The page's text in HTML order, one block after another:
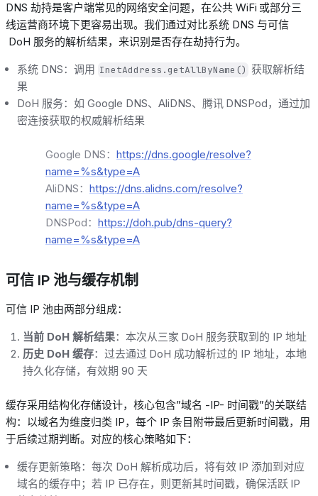
DNS 劫持是客户端常见的网络安全问题，在公共 WiFi 或部分三
线运营商环境下更容易出现。我们通过对比系统 DNS 与可信
DoH 服务的解析结果，来识别是否存在劫持行为。
系统 DNS：调用 InetAddress.getAllByName() 获取解析结
果
DoH 服务：如 Google DNS、AliDNS、腾讯 DNSPod，通过加
密连接获取的权威解析结果
Google DNS： https://dns.google/resolve?
name=%s&type=A
AliDNS： https://dns.alidns.com/resolve?
name=%s&type=A
DNSPod： https://doh.pub/dns-query?
name=%s&type=A
可信 IP 池与缓存机制
可信 IP 池由两部分组成：
当前 DoH 解析结果：本次从三家 DoH 服务获取到的 IP 地址
历史 DoH 缓存：过去通过 DoH 成功解析过的 IP 地址，本地
持久化存储，有效期 90 天
缓存采用结构化存储设计，核心包含”域名 -IP- 时间戳”的关联结
构：以域名为维度归类 IP，每个 IP 条目附带最后更新时间戳，用
于后续过期判断。对应的核心策略如下：
缓存更新策略：每次 DoH 解析成功后，将有效 IP 添加到对应
域名的缓存中；若 IP 已存在，则更新其时间戳，确保活跃 IP